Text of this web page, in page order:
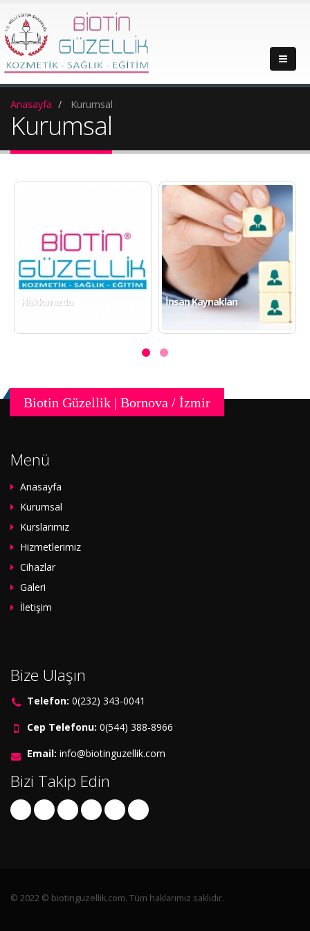
Anasayfa Kurumsal
Kurumsal
Hakkımızda İnsan Kaynakları
Biotin Güzellik | Bornova / İzmir
Menü
Anasayfa
Kurumsal
Kurslarımız
Hizmetlerimiz
Cihazlar
Galeri
İletişim
Bize Ulaşın
Telefon: 0(232) 343-0041
Cep Telefonu: 0(544) 388-8966
Email: info@biotinguzellik.com
Bizi Takip Edin
© 2022 © biotinguzellik.com. Tüm haklarımız saklıdır.